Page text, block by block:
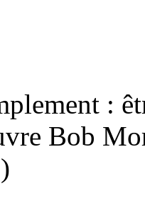
:
Bob